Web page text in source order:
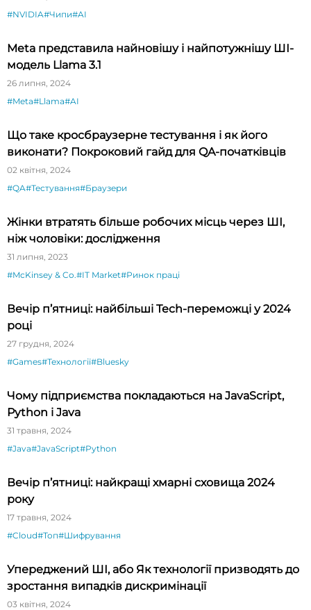
#NVIDIA#Чипи#AI
Meta представила найновішу і найпотужнішу ШІ-
модель Llama 3.1
26 липня, 2024
#Meta#Llama#AI
Що таке кросбраузерне тестування і як його
виконати? Покроковий гайд для QA-початківців
02 квітня, 2024
#QA#Тестування#Браузери
Жінки втратять більше робочих місць через ШІ,
ніж чоловіки: дослідження
31 липня, 2023
#McKinsey & Co.#IT Market#Ринок праці
Вечір п’ятниці: найбільші Tech-переможці у 2024
році
27 грудня, 2024
#Games#Технології#Bluesky
Чому підприємства покладаються на JavaScript,
Python і Java
31 травня, 2024
#Java#JavaScript#Python
Вечір п’ятниці: найкращі хмарні сховища 2024
року
17 травня, 2024
#Cloud#Топ#Шифрування
Упереджений ШІ, або Як технології призводять до
зростання випадків дискримінації
03 квітня, 2024